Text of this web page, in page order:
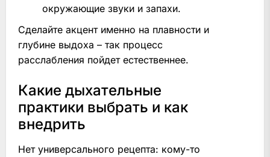
окружающие звуки и запахи.
Сделайте акцент именно на плавности и
глубине выдоха – так процесс
расслабления пойдет естественнее.
Какие дыхательные
практики выбрать и как
внедрить
Нет универсального рецепта: кому-то